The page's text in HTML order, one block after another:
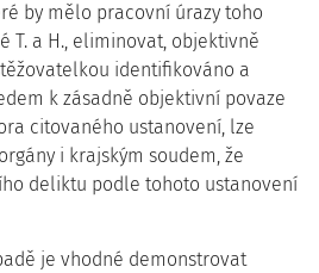
by mělo pracovní úrazy toho
T. a H., eliminovat, objektivně
identifikováno a
k zásadně objektivní povaze
citovaného ustanovení, lze
i krajským soudem, že
deliktu podle tohoto ustanovení
je vhodné demonstrovat